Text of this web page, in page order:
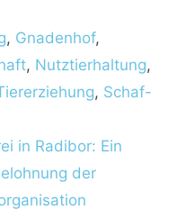
, Gnadenhof,
, Nutztierhaltung,
, Schaf-
in Radibor: Ein
der